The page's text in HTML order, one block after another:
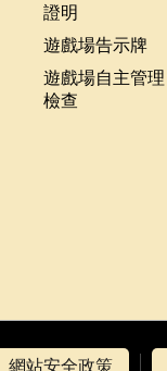
證明
遊戲場告示牌
遊戲場自主管理
檢查
網站安全政策